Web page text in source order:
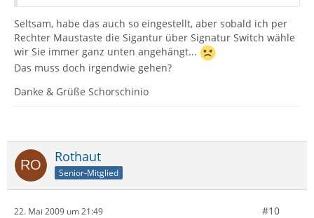
Seltsam, habe das auch so eingestellt, aber sobald ich per
Rechter Maustaste die Sigantur über Signatur Switch wähle
wir Sie immer ganz unten angehängt...
Das muss doch irgendwie gehen?
Danke & Grüße Schorschinio
Rothaut
Senior-Mitglied
22. Mai 2009 um 21:49 #10